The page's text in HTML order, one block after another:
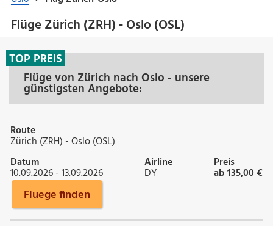
Flüge Zürich (ZRH) - Oslo (OSL)
Flüge von Zürich nach Oslo - unsere
günstigsten Angebote:
TOP PREIS
Route
Zürich (ZRH) - Oslo (OSL)
Datum
10.09.2026 - 13.09.2026
Airline
DY
Preis
ab 135,00 €
Fluege finden